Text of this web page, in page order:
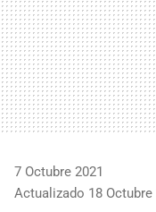
7 Octubre 2021
Actualizado 18 Octubre